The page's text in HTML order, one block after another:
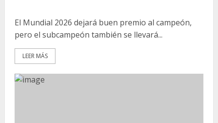
El Mundial 2026 dejará buen premio al campeón,
pero el subcampeón también se llevará...
LEER MÁS